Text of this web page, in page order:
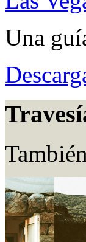
Una